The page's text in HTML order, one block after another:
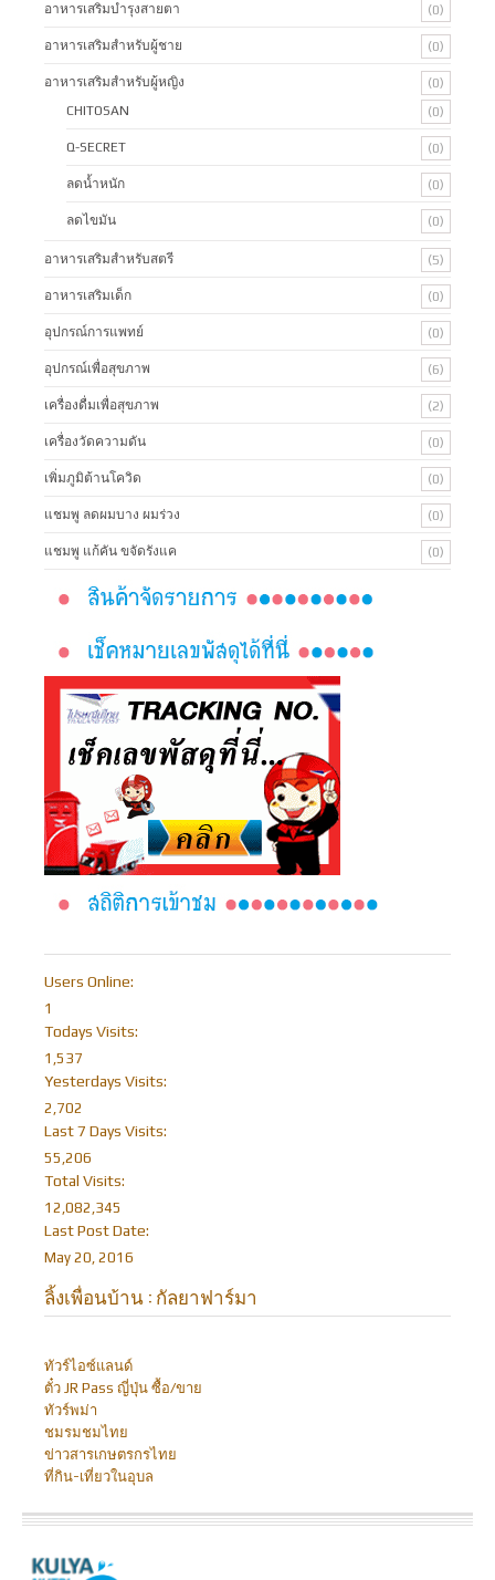
อาหารเสริมบำรุงสายตา (0)
อาหารเสริมสำหรับผู้ชาย (0)
อาหารเสริมสำหรับผู้หญิง
(0)
CHITOSAN
(0)
Q-SECRET (0)
ลดน้ำหนัก (0)
ลดไขมัน (0)
อาหารเสริมสำหรับสตรี (5)
อาหารเสริมเด็ก (0)
อุปกรณ์การแพทย์ (0)
อุปกรณ์เพื่อสุขภาพ (6)
เครื่องดื่มเพื่อสุขภาพ (2)
เครื่องวัดความดัน (0)
เพิ่มภูมิต้านโควิด (0)
แชมพู ลดผมบาง ผมร่วง (0)
แชมพู แก้คัน ขจัดรังแค (0)
Users Online:
1
Todays Visits:
1,537
Yesterdays Visits:
2,702
Last 7 Days Visits:
55,206
Total Visits:
12,082,345
Last Post Date:
May 20, 2016
ลิ้งเพื่อนบ้าน : กัลยาฟาร์มา
ทัวร์ไอซ์แลนด์
ตั๋ว JR Pass ญี่ปุ่น ซื้อ/ขาย
ทัวร์พม่า
ชมรมชมไทย
ข่าวสารเกษตรกรไทย
ที่กิน-เที่ยวในอุบล